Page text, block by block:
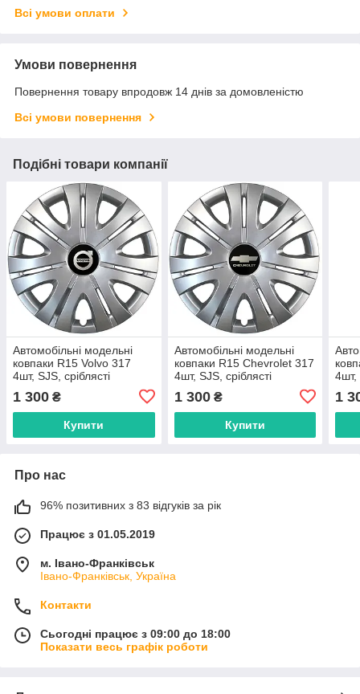
Всі умови оплати
Умови повернення
Повернення товару впродовж 14 днів за домовленістю
Всі умови повернення
Подібні товари компанії
Автомобільні модельні
ковпаки R15 Volvo 317
4шт, SJS, сріблясті
1 300 ₴
Купити
Автомобільні модельні
ковпаки R15 Chevrolet 317
4шт, SJS, сріблясті
1 300₴
Купити
4шт,
1
Про нас
96% позитивних з 83 відгуків за рік
Працює з 01.05.2019
м. Івано-Франківськ
Івано-Франківськ, Україна
Контакти
Сьогодні працює з 09:00 до 18:00
Показати весь графік роботи